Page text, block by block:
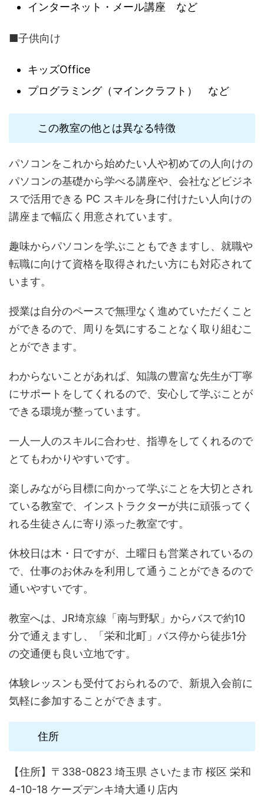
インターネット・メール講座 など
■子供向け
キッズOffice
プログラミング（マインクラフト） など
この教室の他とは異なる特徴
パソコンをこれから始めたい人や初めての人向けの
パソコンの基礎から学べる講座や、会社などビジネ
スで活用できる PC スキルを身に付けたい人向けの
講座まで幅広く用意されています。
趣味からパソコンを学ぶこともできますし、就職や
転職に向けて資格を取得されたい方にも対応されて
います。
授業は自分のペースで無理なく進めていただくこと
ができるので、周りを気にすることなく取り組むこ
とができます。
わからないことがあれば、知識の豊富な先生が丁寧
にサポートをしてくれるので、安心して学ぶことが
できる環境が整っています。
一人一人のスキルに合わせ、指導をしてくれるので
とてもわかりやすいです。
楽しみながら目標に向かって学ぶことを大切とされ
ている教室で、インストラクターが共に頑張ってく
れる生徒さんに寄り添った教室です。
休校日は木・日ですが、土曜日も営業されているの
で、仕事のお休みを利用して通うことができるので
通いやすいです。
教室へは、JR埼京線「南与野駅」からバスで約10
分で通えますし、「栄和北町」バス停から徒歩1分
の交通便も良い立地です。
体験レッスンも受付ておられるので、新規入会前に
気軽に参加することができます。
住所
【住所】〒338-0823 埼玉県 さいたま市 桜区 栄和
4-10-18 ケーズデンキ埼大通り店内